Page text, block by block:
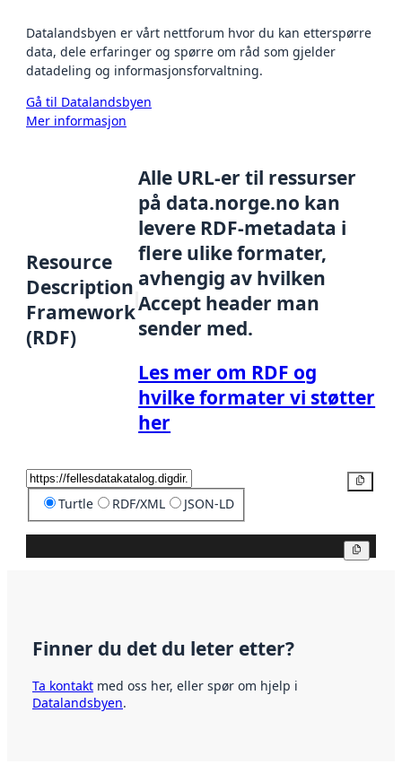
Datalandsbyen er vårt nettforum hvor du kan etterspørre
data, dele erfaringer og spørre om råd som gjelder
datadeling og informasjonsforvaltning.
Gå til Datalandsbyen
Mer informasjon
Resource
Description
Framework
(RDF)
Alle URL-er til ressurser
på data.norge.no kan
levere RDF-metadata i
flere ulike formater,
avhengig av hvilken
Accept header man
sender med.
Les mer om RDF og
hvilke formater vi støtter
her
Turtle RDF/XML JSON-LD
Finner du det du leter etter?
Ta kontakt med oss her, eller spør om hjelp i
Datalandsbyen.